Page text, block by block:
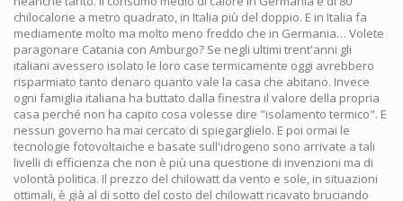
chilocalorie a metro quadrato, in Italia più del doppio. E in Italia fa
mediamente molto ma molto meno freddo che in Germania… Volete
paragonare Catania con Amburgo? Se negli ultimi trent'anni gli
italiani avessero isolato le loro case termicamente oggi avrebbero
risparmiato tanto denaro quanto vale la casa che abitano. Invece
ogni famiglia italiana ha buttato dalla finestra il valore della propria
casa perché non ha capito cosa volesse dire "isolamento termico". E
nessun governo ha mai cercato di spiegarglielo. E poi ormai le
tecnologie fotovoltaiche e basate sull'idrogeno sono arrivate a tali
livelli di efficienza che non è più una questione di invenzioni ma di
volontà politica. Il prezzo del chilowatt da vento e sole, in situazioni
ottimali, è già al di sotto del costo del chilowatt ricavato bruciando